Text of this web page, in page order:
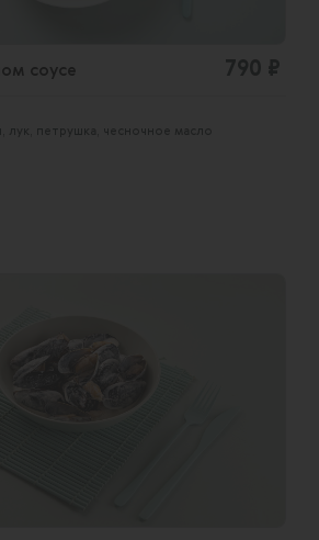
соусе 790 ₽
лук, петрушка, чесночное масло